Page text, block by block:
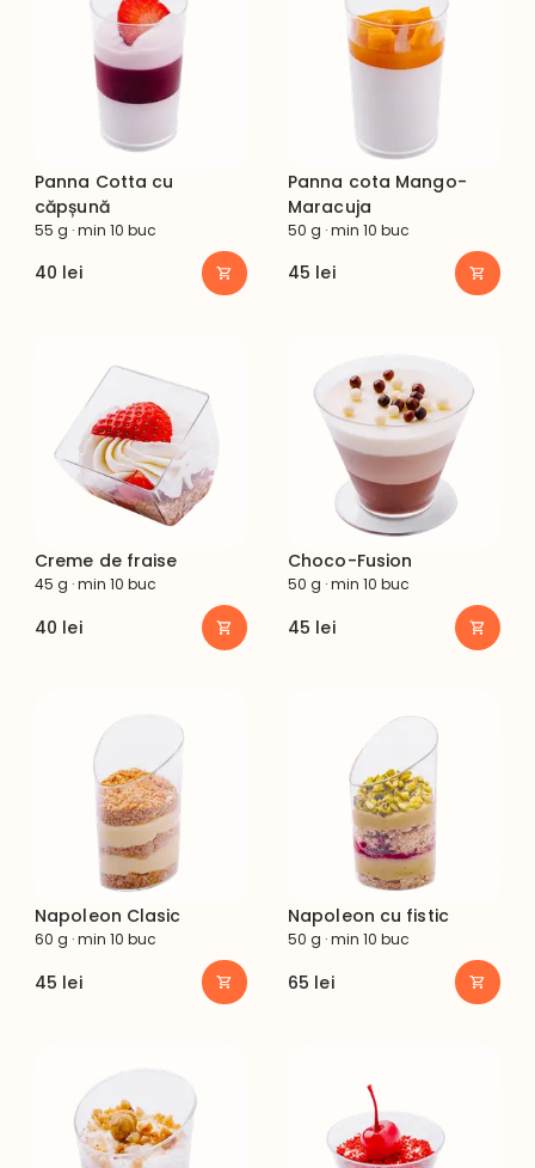
Panna Cotta cu
căpșună
55 g · min 10 buc
40 lei
Panna cota Mango-
Maracuja
50 g · min 10 buc
45 lei
Creme de fraise
45 g · min 10 buc
40 lei
Choco-Fusion
50 g · min 10 buc
45 lei
Napoleon Clasic
60 g · min 10 buc
45 lei
Napoleon cu fistic
50 g · min 10 buc
65 lei